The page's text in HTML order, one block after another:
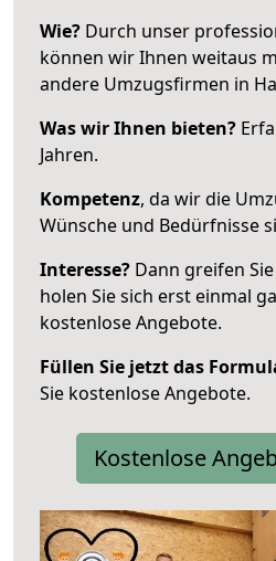
Wie? Durch unser
können wir Ihnen weitaus
andere Umzugsfirmen in
Was wir Ihnen bieten?
Jahren.
Kompetenz, da wir die
Wünsche und Bedürfnisse
Interesse? Dann greifen
holen Sie sich erst einmal
kostenlose Angebote.
Füllen Sie jetzt das
Sie kostenlose Angebote.
Kostenlose